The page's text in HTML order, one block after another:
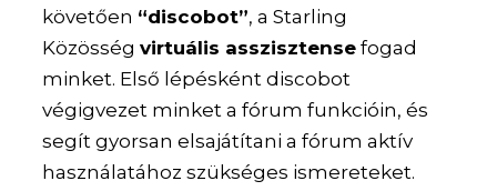
követően “discobot”, a Starling
Közösségvirtuális asszisztense fogad
minket. Első lépésként discobot
végigvezet minket a fórum funkcióin, és
segítgyorsan elsajátítani a fórum aktív
használatához szükséges ismereteket.